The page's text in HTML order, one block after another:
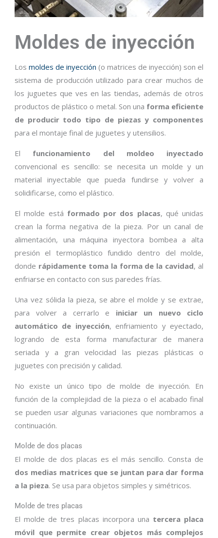
Moldes de inyección
Los moldes de inyección (o matrices de inyección) son el
sistema de producción utilizado para crear muchos de
los juguetes que ves en las tiendas, además de otros
productos de plástico o metal. Son una forma eficiente
de producir todo tipo de piezas y componentes
para el montaje final de juguetes y utensilios.
El funcionamiento del moldeo inyectado
convencional es sencillo: se necesita un molde y un
material inyectable que pueda fundirse y volver a
solidificarse, como el plástico.
El molde está formado por dos placas, qué unidas
crean la forma negativa de la pieza. Por un canal de
alimentación, una máquina inyectora bombea a alta
presión el termoplástico fundido dentro del molde,
donde rápidamente toma la forma de la cavidad, al
enfriarse en contacto con sus paredes frías.
Una vez sólida la pieza, se abre el molde y se extrae,
para volver a cerrarlo e iniciar un nuevo ciclo
automático de inyección, enfriamiento y eyectado,
logrando de esta forma manufacturar de manera
seriada y a gran velocidad las piezas plásticas o
juguetes con precisión y calidad.
No existe un único tipo de molde de inyección. En
función de la complejidad de la pieza o el acabado final
se pueden usar algunas variaciones que nombramos a
continuación.
Molde de dos placas
El molde de dos placas es el más sencillo. Consta de
dos medias matrices que se juntan para dar forma
a la pieza. Se usa para objetos simples y simétricos.
Molde de tres placas
El molde de tres placas incorpora una tercera placa
móvil que permite crear objetos más complejos